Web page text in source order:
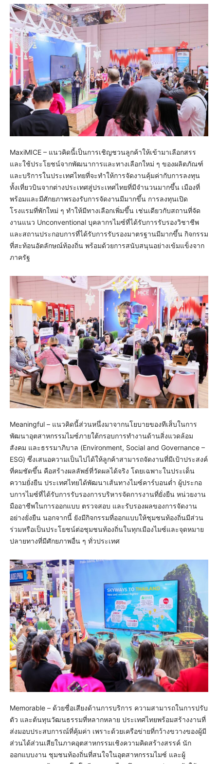
MaxiMICE – แนวคิดนี้เป็นการเชิญชวนลูกค้าให้เข้ามาเลือกสรร
และใช้ประโยชน์จากพัฒนาการและทางเลือกใหม่ ๆ ของผลิตภัณฑ์
และบริการในประเทศไทยที่จะทำให้การจัดงานคุ้มค่ากับการลงทุน
ทั้งเที่ยวบินจากต่างประเทศสู่ประเทศไทยที่มีจำนวนมากขึ้น เมืองที่
พร้อมและมีศักยภาพรองรับการจัดงานมีมากขึ้น การลงทุนเปิด
โรงแรมที่พักใหม่ ๆ ทำให้มีทางเลือกเพิ่มขึ้น เช่นเดียวกับสถานที่จัด
งานแนว Unconventional บุคลากรไมซ์ที่ได้รับการรับรองวิชาชีพ
และสถานประกอบการที่ได้รับการรับรองมาตรฐานมีมากขึ้น กิจกรรม
ที่สะท้อนอัตลักษณ์ท้องถิ่น พร้อมด้วยการสนับสนุนอย่างเข้มแข็งจาก
ภาครัฐ
Meaningful – แนวคิดนี้ส่วนหนึ่งมาจากนโยบายของทีเส็บในการ
พัฒนาอุตสาหกรรมไมซ์ภายใต้กรอบการทำงานด้านสิ่งแวดล้อม
สังคม และธรรมาภิบาล (Environment, Social and Governance –
ESG) ซึ่งเสนอความเป็นไปได้ให้ลูกค้าสามารถจัดงานที่มีเป้าประสงค์
ที่คมชัดขึ้น คือสร้างผลลัพธ์ที่วัดผลได้จริง โดยเฉพาะในประเด็น
ความยั่งยืน ประเทศไทยได้พัฒนาเส้นทางไมซ์คาร์บอนต่ำ ผู้ประกอ
บการไมซ์ที่ได้รับการรับรองการบริหารจัดการงานที่ยั่งยืน หน่วยงาน
มืออาชีพในการออกแบบ ตรวจสอบ และรับรองผลของการจัดงาน
อย่างยั่งยืน นอกจากนี้ ยังมีกิจกรรมที่ออกแบบให้ชุมชนท้องถิ่นมีส่วน
ร่วมหรือเป็นประโยชน์ต่อชุมชนท้องถิ่นในทุกเมืองไมซ์และจุดหมาย
ปลายทางที่มีศักยภาพอื่น ๆ ทั่วประเทศ
Memorable – ด้วยชื่อเสียงด้านการบริการ ความสามารถในการปรับ
ตัว และต้นทุนวัฒนธรรมที่หลากหลาย ประเทศไทยพร้อมสร้างงานที่
ส่งมอบประสบการณ์ที่คุ้มค่า เพราะด้วยเครือข่ายที่กว้างขวางของผู้มี
ส่วนได้ส่วนเสียในภาคอุตสาหกรรมเชิงความคิดสร้างสรรค์ นัก
ออกแบบงาน ชุมชนท้องถิ่นที่สนใจในอุตสาหกรรมไมซ์ และผู้